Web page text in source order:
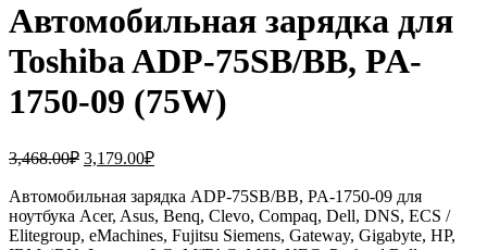
Автомобильная зарядка для
Toshiba ADP-75SB/BB, PA-
1750-09 (75W)
3,468.00₽ Первоначальная
составляла
3,468.00₽.
3,179.00₽Текущая
3,179.00₽.
Автомобильная зарядка ADP-75SB/BB, PA-1750-09 для
ноутбука Acer, Asus, Benq, Clevo, Compaq, Dell, DNS, ECS /
Elitegroup, eMachines, Fujitsu Siemens, Gateway, Gigabyte, HP,